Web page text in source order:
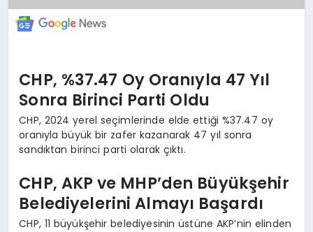
CHP, %37.47 Oy Oranıyla 47 Yıl
Sonra Birinci Parti Oldu
CHP, 2024 yerel seçimlerinde elde ettiği %37.47 oy
oranıyla büyük bir zafer kazanarak 47 yıl sonra
sandıktan birinci parti olarak çıktı.
CHP, AKP ve MHP’den Büyükşehir
Belediyelerini Almayı Başardı
CHP, 11 büyükşehir belediyesinin üstüne AKP’nin elinden